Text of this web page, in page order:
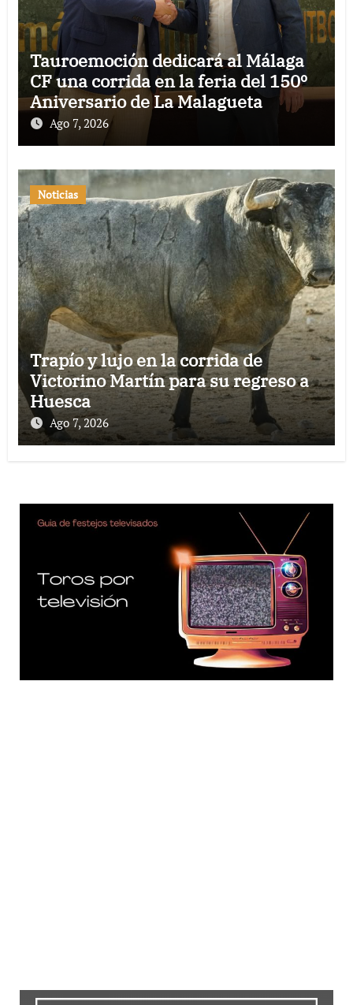
Tauroemoción dedicará al Málaga
CF una corrida en la feria del 150º
Aniversario de La Malagueta
Ago 7, 2026
Noticias
Trapío y lujo en la corrida de
Victorino Martín para su regreso a
Huesca
Ago 7, 2026